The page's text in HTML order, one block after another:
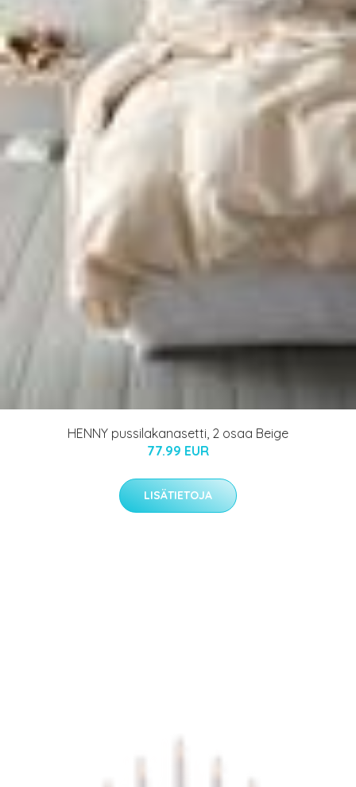
HENNY pussilakanasetti, 2 osaa Beige
77.99 EUR
LISÄTIETOJA